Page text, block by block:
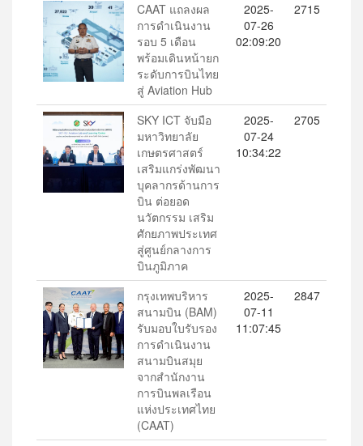
CAAT แถลงผล
การดำเนินงาน
รอบ 5 เดือน
พร้อมเดินหน้ายก
ระดับการบินไทย
สู่ Aviation Hub
2025-
07-26
02:09:20
2715
SKY ICT จับมือ
มหาวิทยาลัย
เกษตรศาสตร์
เสริมแกร่งพัฒนา
บุคลากรด้านการ
บิน ต่อยอด
นวัตกรรม เสริม
ศักยภาพประเทศ
สู่ศูนย์กลางการ
บินภูมิภาค
2025-
07-24
10:34:22
2705
กรุงเทพบริหาร
สนามบิน (BAM)
รับมอบใบรับรอง
การดำเนินงาน
สนามบินสมุย
จากสำนักงาน
การบินพลเรือน
แห่งประเทศไทย
(CAAT)
2025-
07-11
11:07:45
2847